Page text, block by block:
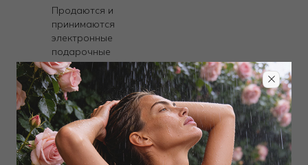
Продаются и
принимаются
электронные
подарочные
сертификаты и
пластиковые
подарочные карты.
Производится прием
возвратов и выдача
интернет-заказов.
Подробно